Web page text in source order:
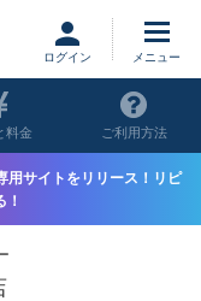
ログイン
料金 ご利用方法
用サイトをリリース！リピ